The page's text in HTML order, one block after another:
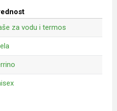
za vodu i termos